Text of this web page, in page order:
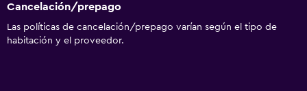
Para no fumadores
Solo adultos
Cancelación/prepago
Las políticas de cancelación/prepago varían según el tipo de
habitación y el proveedor.